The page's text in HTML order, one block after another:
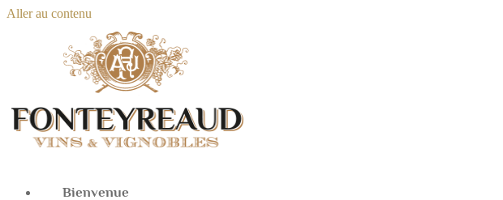
Aller au contenu
Bienvenue